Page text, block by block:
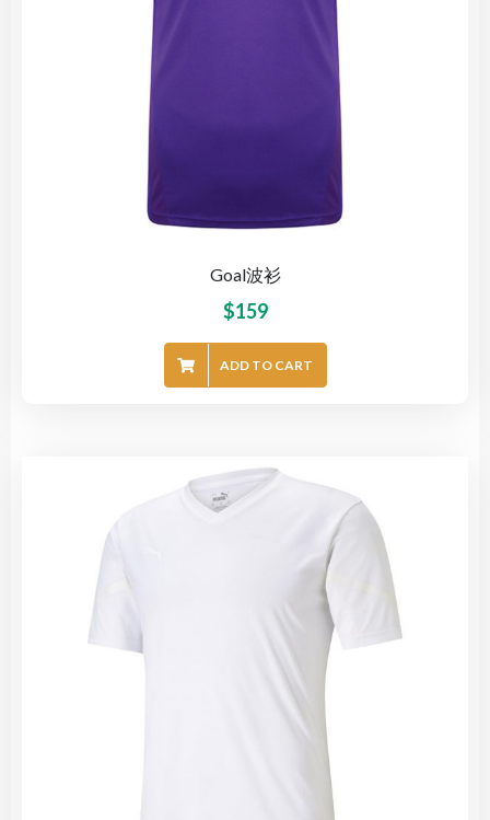
Goal波衫
$159
ADD TO CART